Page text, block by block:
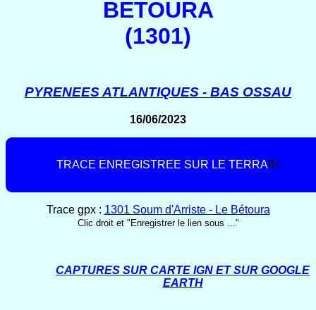
BETOURA
(1301)
PYRENEES ATLANTIQUES - BAS OSSAU
16/06/2023
TRACE EN REG STREE SUR LE TERRA N
Trace gpx : 1301 Soum d'Arriste - Le Bétoura
Clic droit et "Enregistrer le lien sous ..."
CAPTURES SUR CARTE IGN ET SUR GOOGLE
EARTH